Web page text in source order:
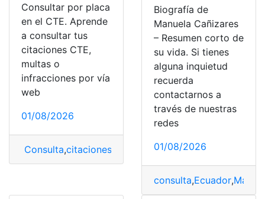
Consultar por placa
en el CTE. Aprende
a consultar tus
citaciones CTE,
multas o
infracciones por vía
web
01/08/2026
Consulta,citaciones Consultar por placa,CTE
Biografía de
Manuela Cañizares
– Resumen corto de
su vida. Si tienes
alguna inquietud
recuerda
contactarnos a
través de nuestras
redes
01/08/2026
consulta,Ecuador,